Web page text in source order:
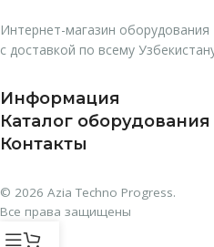
Интернет-магазин оборудования
с доставкой по всему
Информация
Каталог оборудования
Контакты
© 2026 Azia Techno Progress.
Все права защищены